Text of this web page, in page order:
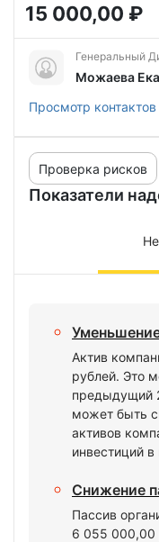
15 000,00 ₽
Генеральный
Можаева
Просмотр
Показатели
Проверка рисков
Актив
рублей. Это
предыдущий
может быть
активов
инвестиций
Снижение
Пассив
6 055 000,00